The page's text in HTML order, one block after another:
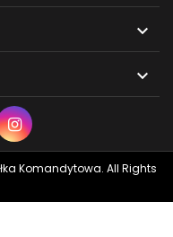


Komandytowa. All Rights